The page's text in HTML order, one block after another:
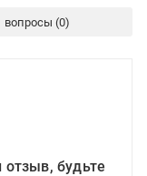
вопросы
отзыв, будьте